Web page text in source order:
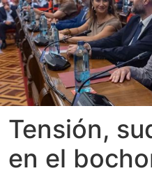
Tensión,
en el